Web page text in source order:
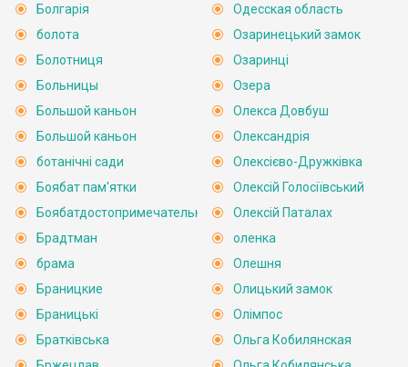
Болгарія
болота
Болотниця
Больницы
Большой каньон
Большой каньон
ботанічні сади
Боябат пам'ятки
Боябатдостопримечательности
Брадтман
брама
Браницкие
Браницькі
Братківська
Одесская область
Озаринецький замок
Озаринці
Озера
Олекса Довбуш
Олександрія
Олексієво-Дружківка
Олексій Голосіївський
Олексій Паталах
оленка
Олешня
Олицький замок
Олімпос
Ольга Кобилянская